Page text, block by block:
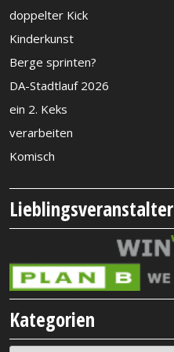
doppelter Kick
Kinderkunst
Berge sprinten?
DA-Stadtlauf 2026
ein 2. Keks
verarbeiten
Komisch
Lieblingsveranstalter
Kategorien